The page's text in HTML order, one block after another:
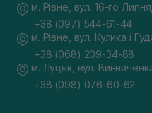
м. Рівне, вул. 16-го
+38 (097) 544-61-44
м. Рівне, вул. Кулика і
+38 (068) 209-34-88
м. Луцьк, вул.
+38 (098) 076-60-62